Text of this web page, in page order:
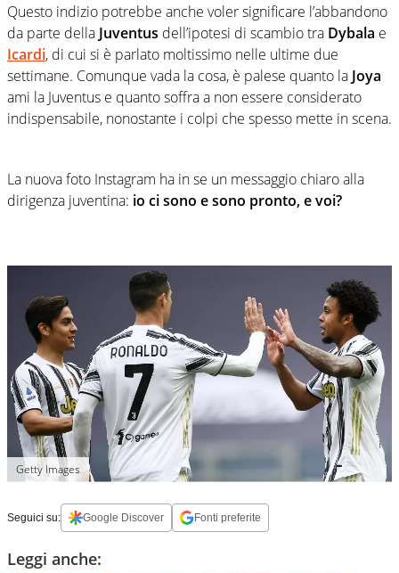
Questo indizio potrebbe anche voler significare l’abbandono
da parte della Juventus dell’ipotesi di scambio tra Dybala e
Icardi, di cui si è parlato moltissimo nelle ultime due
settimane. Comunque vada la cosa, è palese quanto la Joya
ami la Juventus e quanto soffra a non essere considerato
indispensabile, nonostante i colpi che spesso mette in scena.
La nuova foto Instagram ha in se un messaggio chiaro alla
dirigenza juventina: io ci sono e sono pronto, e voi?
Getty Images
Seguici su: Google Discover Fonti preferite
Leggi anche: